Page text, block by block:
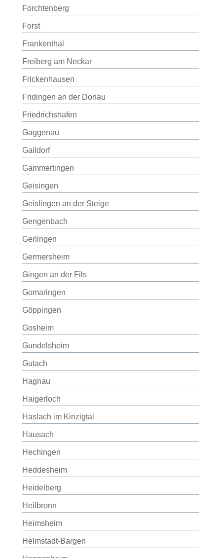
Forchtenberg
Forst
Frankenthal
Freiberg am Neckar
Frickenhausen
Fridingen an der Donau
Friedrichshafen
Gaggenau
Gaildorf
Gammertingen
Geisingen
Geislingen an der Steige
Gengenbach
Gerlingen
Germersheim
Gingen an der Fils
Gomaringen
Göppingen
Gosheim
Gundelsheim
Gutach
Hagnau
Haigerloch
Haslach im Kinzigtal
Hausach
Hechingen
Heddesheim
Heidelberg
Heilbronn
Heimsheim
Helmstadt-Bargen